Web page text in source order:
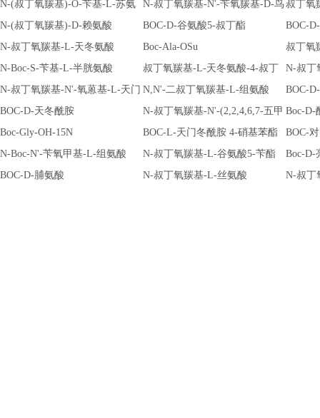
N-(叔丁氧羰基)-O-苄基-L-苏氨
酸
N-叔丁氧羰基-N'-苄氧羰基-D-鸟
氨酸
叔丁氧
N-(叔丁氧羰基)-D-赖氨酸
BOC-D-谷氨酸5-叔丁酯
BOC-
N-叔丁氧羰基-L-天冬氨酸
Boc-Ala-OSu
叔丁氧
N-Boc-S-苄基-L-半胱氨酸
叔丁氧羰基-L-天冬氨酸-4-叔丁
酯
N-叔丁
L-谷氨
N-叔丁氧羰基-N'-氧蒽基-L-天门
冬酰胺
N,N'-二叔丁氧羰基-L-组氨酸
BOC-
BOC-D-天冬酰胺
N-叔丁氧羰基-N'-(2,2,4,6,7-五甲
基二氢苯并呋喃-5-磺酰基)-L-精
氨酸
Boc-D-
Boc-Gly-OH-15N
BOC-L-天门冬酰胺 4-硝基苯酯
BOC-
N-Boc-N'-苄氧甲基-L-组氨酸
N-叔丁氧羰基-L-谷氨酸5-苄酯
Boc-D-
BOC-D-脯氨酸
N-叔丁氧羰基-L-丝氨酸
N-叔丁